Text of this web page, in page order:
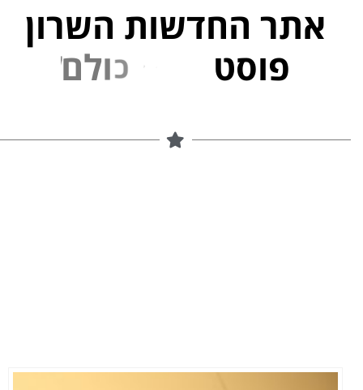
אתר החדשות השרון
פוסט